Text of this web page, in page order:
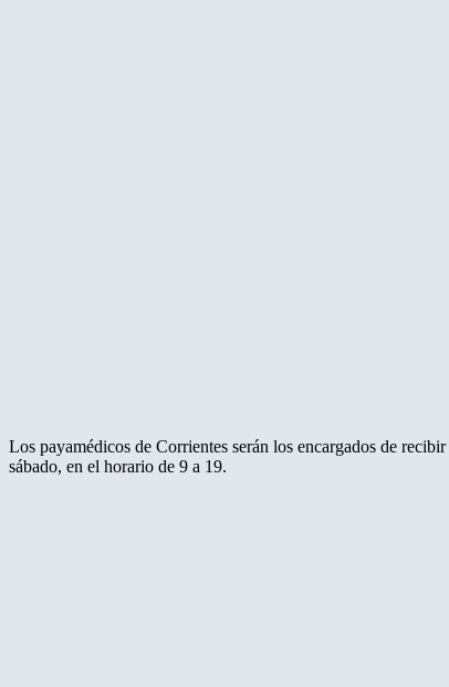
Los payamédicos de Corrientes serán los encargados de
sábado, en el horario de 9 a 19.